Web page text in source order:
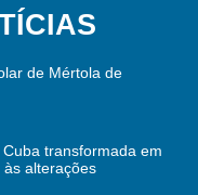
de Mértola de
transformada em
alterações